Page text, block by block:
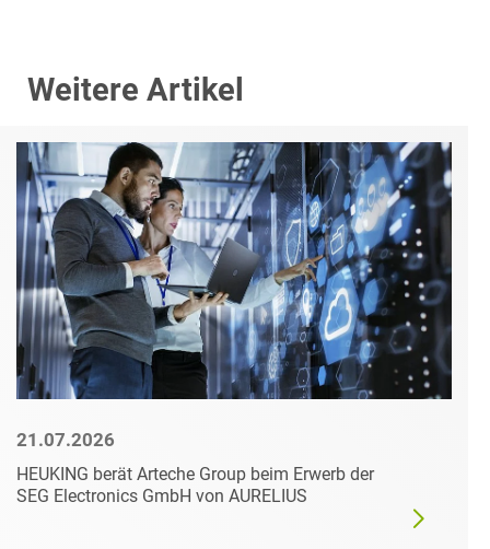
Weitere Artikel
21.07.2026
HEUKING berät Arteche Group beim Erwerb der
SEG Electronics GmbH von AURELIUS